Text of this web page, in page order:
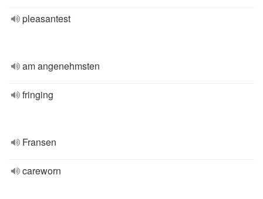
pleasantest
am angenehmsten
fringing
Fransen
careworn